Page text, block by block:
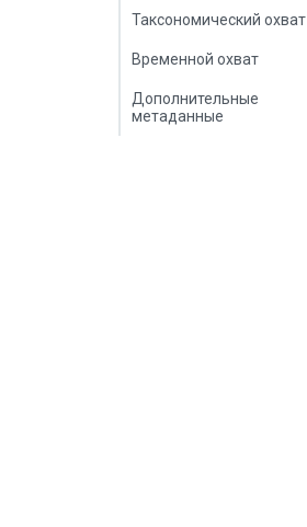
Таксономический охват
Временной охват
Дополнительные
метаданные